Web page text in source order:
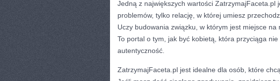
Jedną z największych wartości ZatrzymajFaceta.pl
problemów, tylko relację, w której umiesz
Uczy budowania związku, w którym jest miejsce na
To portal o tym, jak być kobietą, która przyciąga
autentyczność.
ZatrzymajFaceta.pl jest idealne dla osób, które